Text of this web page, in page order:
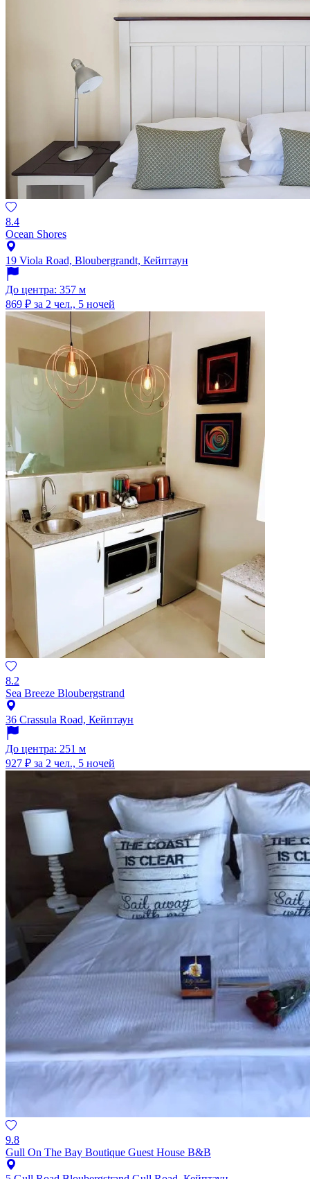
8.4
Ocean Shores
19 Viola Road, Bloubergrandt, Кейптаун
До центра: 357 м
869 ₽ за 2 чел., 5 ночей
8.2
Sea Breeze Bloubergstrand
36 Crassula Road, Кейптаун
До центра: 251 м
927 ₽ за 2 чел., 5 ночей
9.8
Gull On The Bay Boutique Guest House B&B